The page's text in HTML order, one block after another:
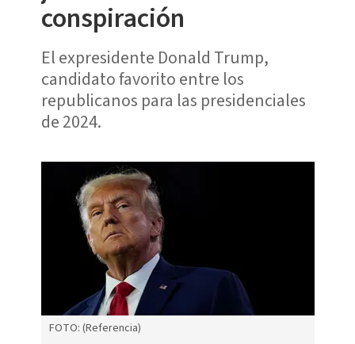
conspiración
El expresidente Donald Trump,
candidato favorito entre los
republicanos para las presidenciales
de 2024.
FOTO: (Referencia)